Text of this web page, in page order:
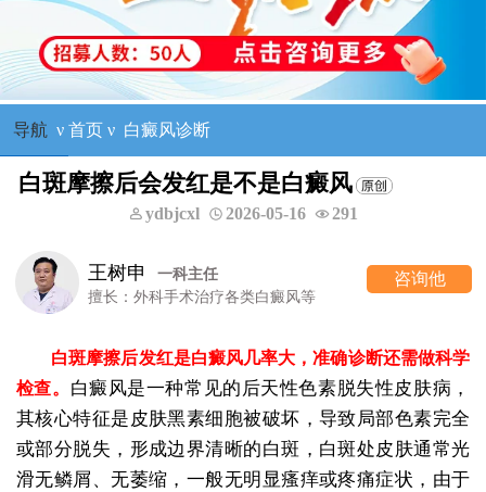
导航 ν 首页ν 白癜风诊断
白斑摩擦后会发红是不是白癜风
ydbjcxl 2026-05-16 291
王树申
一科主任
擅长：外科手术治疗各类白癜风等
咨询他
白斑摩擦后发红是白癜风几率大，准确诊断还需做科学
检查。 白癜风是一种常见的后天性色素脱失性皮肤病，
其核心特征是皮肤黑素细胞被破坏，导致局部色素完全
或部分脱失，形成边界清晰的白斑，白斑处皮肤通常光
滑无鳞屑、无萎缩，一般无明显瘙痒或疼痛症状，由于